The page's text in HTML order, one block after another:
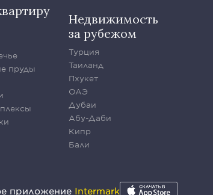
пруды
Недвижимость
за рубежом
Турция
Таиланд
Пхукет
ОАЭ
Дубаи
Абу-Даби
Кипр
Бали
приложение Intermark